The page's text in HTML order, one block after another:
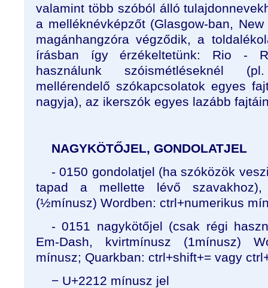
valamint több szóból álló
a melléknévképzőt (Glasgow-ban,
magánhangzóra végződik, a
írásban így érzékeltetünk: Rio -
használunk szóismétléseknél
mellérendelő szókapcsolatok egyes
nagyja), az ikerszók egyes lazább
NAGYKÖTŐJEL, GONDOLATJEL
- 0150 gondolatjel (ha szóközök
tapad a mellette lévő szavakhoz),
(½⁯mínusz) Wordben: ctrl+numerikus
- 0151 nagykötőjel (csak régi
Em-Dash, kvirtmínusz (1⁯mínusz)
mínusz; Quarkban: ctrl+shift+= vagy
− U+2212 mínusz jel